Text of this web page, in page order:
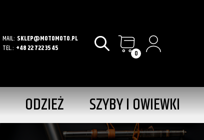
MAIL: SKLEP@MOTOMOTO.PL
TEL.: +48 22 722 35 45 0
ODZIEŻ SZYBY I OWIEWKI